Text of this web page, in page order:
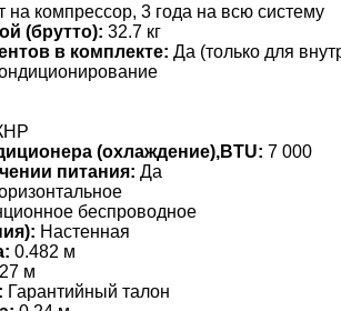
на компрессор, 3 года на всю систему
(брутто): 32.7 кг
в комплекте: Да (только для
(охлаждение),BTU: 7 000
питания: Да
беспроводное
Настенная
0.482 м
м
Гарантийный талон